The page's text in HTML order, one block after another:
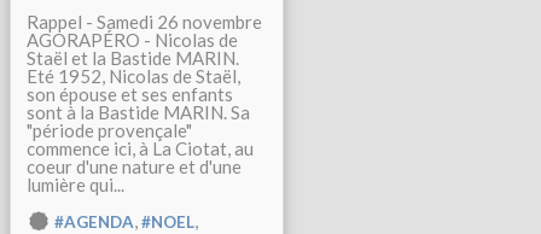
Rappel - Samedi 26 novembre
AGORAPÉRO - Nicolas de
Staël et la Bastide MARIN.
Eté 1952, Nicolas de Staël,
son épouse et ses enfants
sont à la Bastide MARIN. Sa
"période provençale"
commence ici, à La Ciotat, au
coeur d'une nature et d'une
lumière qui...
#AGENDA,#NOEL,